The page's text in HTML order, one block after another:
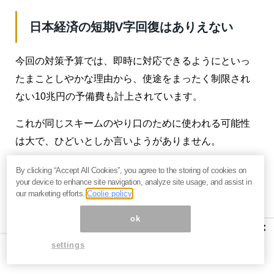
日本経済の短期V字回復はありえない
今回の対策予算では、即時に対応できるようにといっ
たまことしやかな理由から、使途をまったく制限され
ない10兆円の予備費も計上されています。
これが同じスキームのやり口のために使われる可能性
は大で、ひどいとしか言いようがありません。
足元では経済状況も国の対応もそっちのけで、日本株
を買い上げる個人投資家が跋扈（ばっこ）していま
こんな国の経済が短期にV字回復などするわけはなく、
むしろ二番底に向けて反転大暴落することのほうに注
意したほうがよろしいのではないかと思う、情けない
×
By clicking “Accept All Cookies”, you agree to the storing of cookies on
your device to enhance site navigation, analyze site usage, and assist in
our marketing efforts.Coolie policy
ok
settings